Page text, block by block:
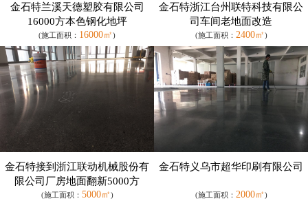
金石特兰溪天德塑胶有限公司
16000方本色钢化地坪
(施工面积： 16000㎡)
金石特浙江台州联特科技有限公
司车间老地面改造
(施工面积： 2400㎡)
金石特接到浙江联动机械股份有
限公司厂房地面翻新5000方
(施工面积： 5000㎡)
金石特义乌市超华印刷有限公司
(施工面积： 2000㎡)